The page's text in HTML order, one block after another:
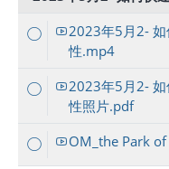
2023年5月2-
性.mp4
2023年5月2-
性照片.pdf
OM_the Park